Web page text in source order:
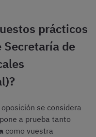
prácticos
Secretaría de
se considera
a prueba tanto
como vuestra